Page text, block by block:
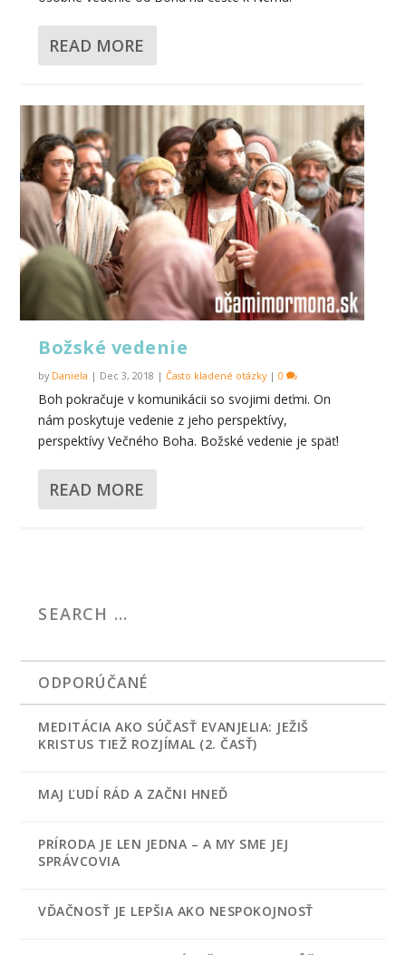
READ MORE
Božské vedenie
by Daniela | Dec 3, 2018 |Často kladené otázky|0
Boh pokračuje v komunikácii so svojimi deťmi. On
nám poskytuje vedenie z jeho perspektívy,
perspektívy Večného Boha. Božské vedenie je späť!
READ MORE
ODPORÚČANÉ
MEDITÁCIA AKO SÚČASŤ EVANJELIA: JEŽIŠ
KRISTUS TIEŽ ROZJÍMAL (2. ČASŤ)
MAJ ĽUDÍ RÁD A ZAČNI HNEĎ
PRÍRODA JE LEN JEDNA – A MY SME JEJ
SPRÁVCOVIA
VĎAČNOSŤ JE LEPŠIA AKO NESPOKOJNOSŤ